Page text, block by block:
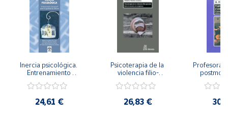
Inercia psicológica.
Entrenamiento
Igualdad de Género.
24,61 €
Psicoterapia de la
violencia filio-
secreto y la
26,83 €